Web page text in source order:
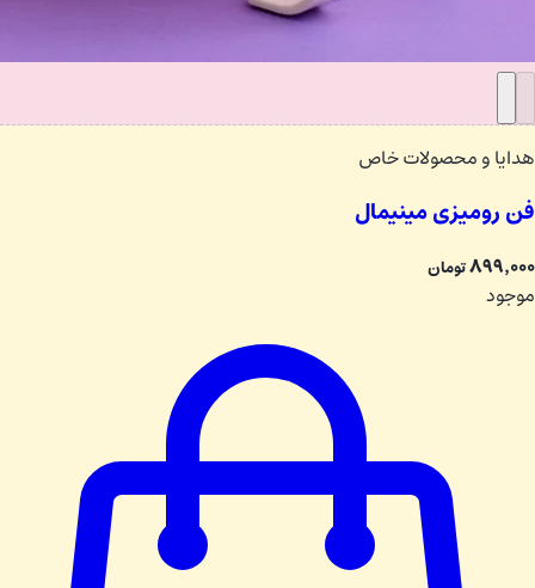
هدایا و محصولات خاص
فن رومیزی مینیمال
۸۹۹٬۰۰۰تومان
موجود